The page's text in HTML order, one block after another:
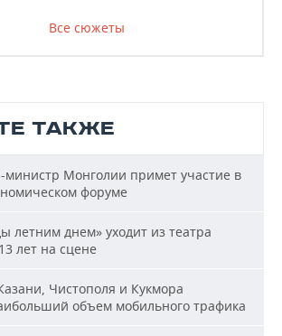
Все сюжеты
ТАКЖЕ
Монголии примет участие в
форуме
летним днем» уходит из театра
лет на сцене
Чистополя и Кукмора
объем мобильного трафика